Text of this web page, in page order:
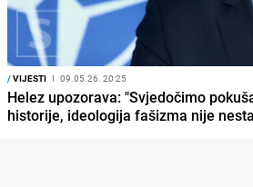
/VIJESTI I 09.05.26. 20:25
Helez upozorava: "Svjedočimo
historije, ideologija fašizma nije